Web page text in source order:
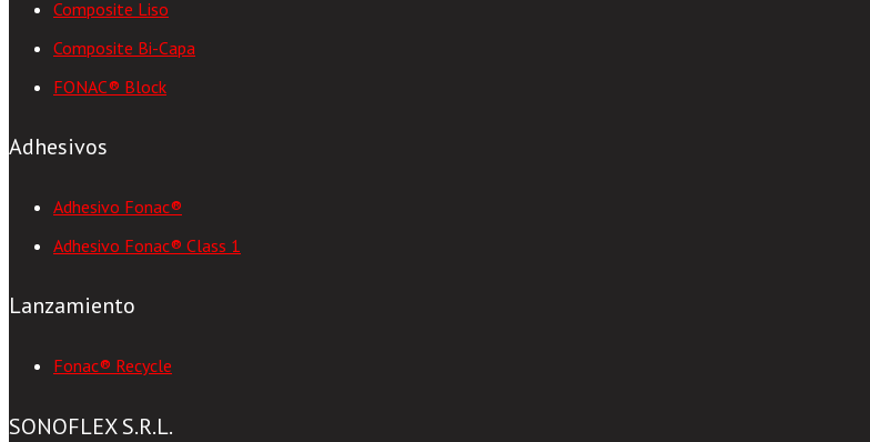
Composite Liso
Composite Bi-Capa
FONAC® Block
Adhesivos
Adhesivo Fonac®
Adhesivo Fonac® Class 1
Lanzamiento
Fonac® Recycle
SONOFLEX S.R.L.